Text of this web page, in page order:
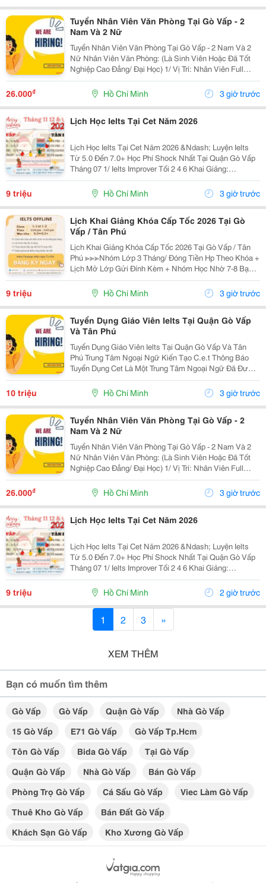
Tuyển Nhân Viên Văn Phòng Tại Gò Vấp - 2
Nam Và 2 Nữ
Tuyển Nhân Viên Văn Phòng Tại Gò Vấp - 2 Nam Và 2
Nữ Nhân Viên Văn Phòng: (Là Sinh Viên Hoặc Đã Tốt
Nghiệp Cao Đẳng/ Đại Học) 1/ Vị Trí: Nhân Viên Full
Time (2 Nam 2 Nữ) Ca Làm: 13:00 Đến 21:00 (1 Tháng
Được Nghỉ Phép 1 Ngày, Và Hưởng Các Ngày...
26.000₫ Hồ Chí Minh 3 giờ trước
Lịch Học Ielts Tại Cet Năm 2026
Lịch Học Ielts Tại Cet Năm 2026 &Ndash; Luyện Ielts
Từ 5.0 Đến 7.0+ Học Phí Shock Nhất Tại Quận Gò Vấp
Tháng 07 1/ Ielts Improver Tối 2 4 6 Khai Giảng:
13/07/2026 Khung Giờ: 18:00 Đến 21:00 Học Phí Ưu Đãi
5% Khi Đăng Ký 2/ Ielts...
9 triệu Hồ Chí Minh 3 giờ trước
Lịch Khai Giảng Khóa Cấp Tốc 2026 Tại Gò
Vấp / Tân Phú
Lịch Khai Giảng Khóa Cấp Tốc 2026 Tại Gò Vấp / Tân
Phú ≫≫≫Nhóm Lớp 3 Tháng/ Đóng Tiền Hp Theo Khóa +
Lịch Mở Lớp Gửi Đính Kèm + Nhóm Học Nhờ 7-8 Bạn/
Lớp + Giáo Trình Ielts Có Band Điểm Lộ Trình, Sách
Nước Ngoài Bám Sát + Chia Đều 4 Kỹ...
9 triệu Hồ Chí Minh 3 giờ trước
Tuyển Dụng Giáo Viên Ielts Tại Quận Gò Vấp
Và Tân Phú
Tuyển Dụng Giáo Viên Ielts Tại Quận Gò Vấp Và Tân
Phú Trung Tâm Ngoại Ngữ Kiến Tạo C.e.t Thông Báo
Tuyển Dụng Cet Là Một Trung Tâm Ngoại Ngữ Đã Được
Thành Lập 16 Năm Chuyên Về Chương Trình Anh Văn
Học Thuật Ielts &Ndash; Toefl Ibt. Trung Tâm...
10 triệu Hồ Chí Minh 3 giờ trước
Tuyển Nhân Viên Văn Phòng Tại Gò Vấp - 2
Nam Và 2 Nữ
Tuyển Nhân Viên Văn Phòng Tại Gò Vấp - 2 Nam Và 2
Nữ Nhân Viên Văn Phòng: (Là Sinh Viên Hoặc Đã Tốt
Nghiệp Cao Đẳng/ Đại Học) 1/ Vị Trí: Nhân Viên Full
Time (2 Nam 2 Nữ) Ca Làm: 13:00 Đến 21:00 (1 Tháng
Được Nghỉ Phép 1 Ngày, Và Hưởng Các Ngày...
26.000₫ Hồ Chí Minh 3 giờ trước
Lịch Học Ielts Tại Cet Năm 2026
Lịch Học Ielts Tại Cet Năm 2026 &Ndash; Luyện Ielts
Từ 5.0 Đến 7.0+ Học Phí Shock Nhất Tại Quận Gò Vấp
Tháng 07 1/ Ielts Improver Tối 2 4 6 Khai Giảng:
13/07/2026 Khung Giờ: 18:00 Đến 21:00 Học Phí Ưu Đãi
5% Khi Đăng Ký 2/ Ielts...
9 triệu Hồ Chí Minh 2 giờ trước
1 2 3 »
XEM THÊM
Bạn có muốn tìm thêm
Gò Vấp Gò Vấp Quận Gò Vấp
Nhà Gò Vấp
15 Gò Vấp
E71 Gò Vấp
Gò Vấp Tp.hcm
Tôn Gò Vấp
Bida Gò Vấp
Tại Gò Vấp
Quận Gò Vấp
Nhà Gò Vấp
Bán Gò Vấp
Phòng Trọ Gò Vấp
Cá Sấu Gò Vấp
Viec Làm Gò Vấp
Thuê Kho Gò Vấp
Bán Đất Gò Vấp
Khách Sạn Gò Vấp
Kho Xương Gò Vấp